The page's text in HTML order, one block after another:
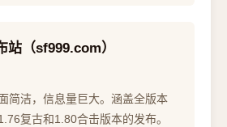
站（sf999.com）
简洁，信息量巨大。涵盖全版本
复古和1.80合击版本的发布。